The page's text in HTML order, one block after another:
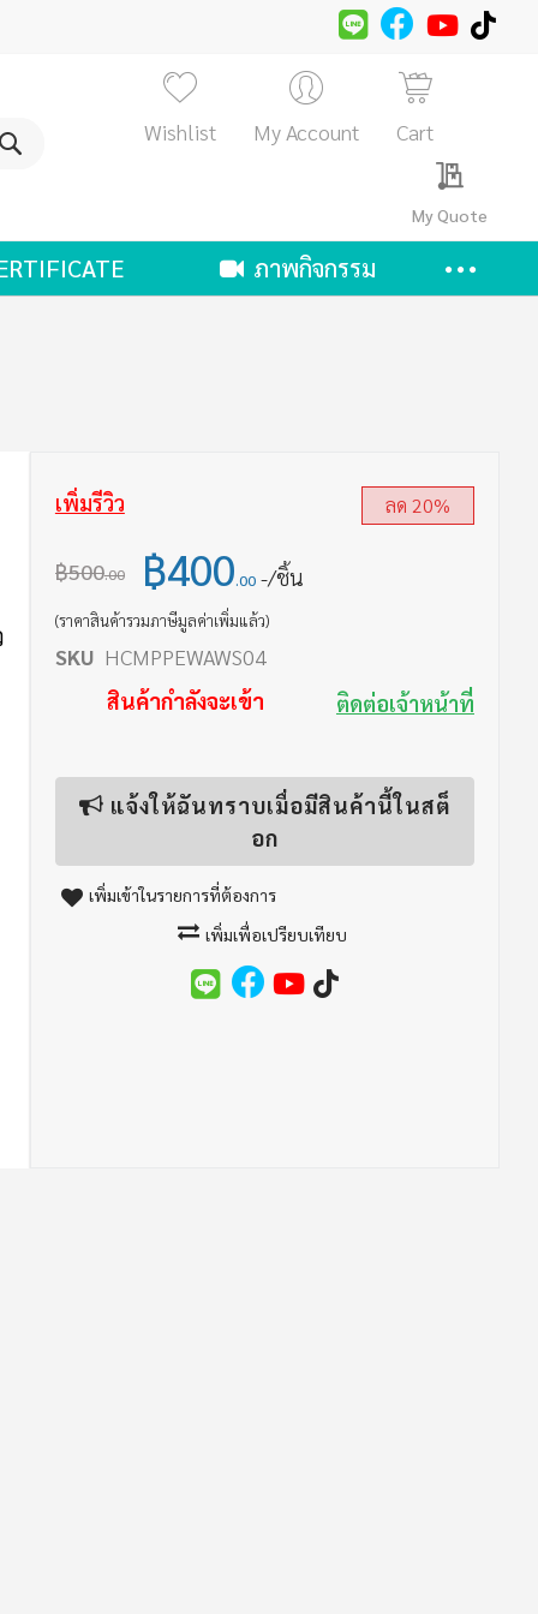
My Quote
Wishlist My Account Cart
ภาพกิจกรรม
เพิ่มรีวิว
฿500.00 ฿400.00 /ชิ้น
ลด 20%
(ราคาสินค้ารวมภาษีมูลค่าเพิ่มแล้ว)
SKU HCMPPEWAWS04
สินค้ากำลังจะเข้า
ติดต่อเจ้าหน้าที่
แจ้งให้ฉันทราบเมื่อมีสินค้านี้ในสต็
อก
เพิ่มเข้าในรายการที่ต้องการ
เพิ่มเพื่อเปรียบเทียบ